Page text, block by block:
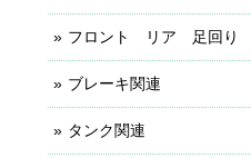
フロント リア 足回り
ブレーキ関連
タンク関連